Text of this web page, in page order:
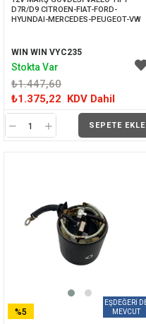
D7R/D9 CITROEN-FIAT-FORD-
HYUNDAI-MERCEDES-PEUGEOT-VW
WIN WIN VYC235
₺1.447,60
₺1.375,22 KDV Dahil
SEPETE EKLE
Stokta Var
%5